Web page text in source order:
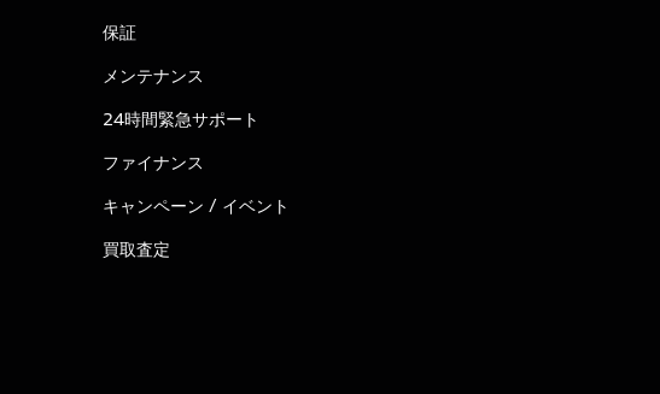
保証
メンテナンス
24時間緊急サポート
ファイナンス
キャンペーン / イベント
買取査定